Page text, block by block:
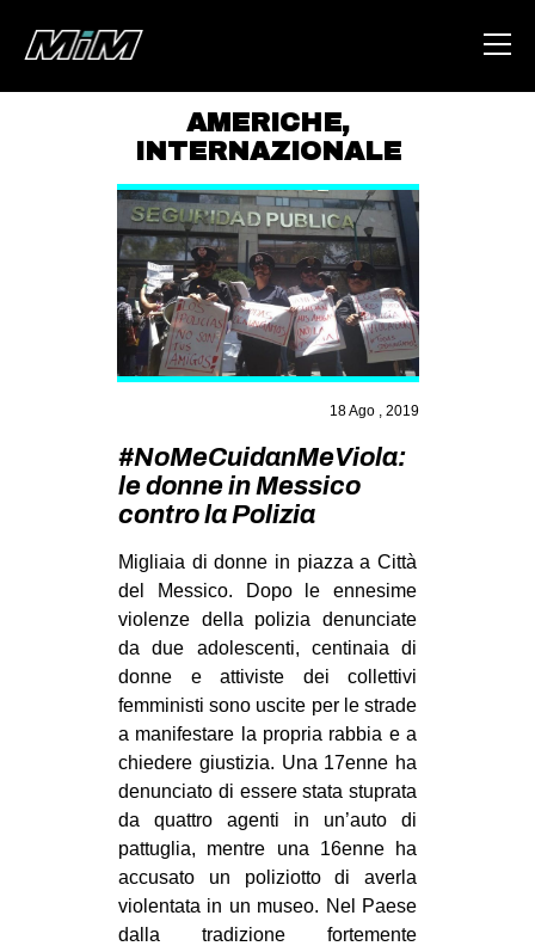
HOME
ABOUT
AREA
DEGENERAZIONE
GAZA FREESTYLE
CSOA LAMBRETTA
STUDENTI TSUNAMI
ZAM
MOBILITAZIONI
SPAZI
SPORT POPOLARE
MOVIMENTI
AMBIENTE
ANTIFASCISMO
DIRITTO ALL’ABITARE
GENERI
MIGRAZIONI
AMERICHE,
INTERNAZIONALE
18 Ago , 2019
#NoMeCuidanMeViola:
le donne in Messico
contro la Polizia
Migliaia di donne in piazza a Città
del Messico. Dopo le ennesime
violenze della polizia denunciate
da due adolescenti, centinaia di
donne e attiviste dei collettivi
femministi sono uscite per le strade
a manifestare la propria rabbia e a
chiedere giustizia. Una 17enne ha
denunciato di essere stata stuprata
da quattro agenti in un’auto di
pattuglia, mentre una 16enne ha
accusato un poliziotto di averla
violentata in un museo. Nel Paese
dalla tradizione fortemente